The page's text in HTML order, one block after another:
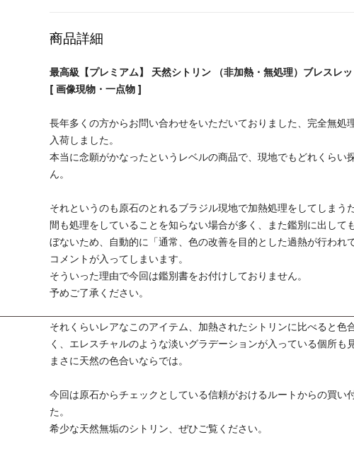
商品詳細
最高級【プレミアム】 天然シトリン （非加熱・無処理）ブレスレ
[ 画像現物・一点物 ]
長年多くの方からお問い合わせをいただいておりました、完全無処
入荷しました。
本当に念願がかなったというレベルの商品で、現地でもどれくらい
ん。
それというのも原石のとれるブラジル現地で加熱処理をしてしまう
間も処理をしていることを知らない場合が多く、また鑑別に出して
ぼないため、自動的に「通常、色の改善を目的とした過熱が行われ
コメントが入ってしまいます。
そういった理由で今回は鑑別書をお付けしておりません。
予めご了承ください。
それくらいレアなこのアイテム、加熱されたシトリンに比べると色
く、エレスチャルのような淡いグラデーションが入っている個所も
まさに天然の色合いならでは。
今回は原石からチェックとしている信頼がおけるルートからの買い
た。
希少な天然無垢のシトリン、ぜひご覧ください。